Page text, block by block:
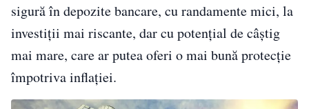
sigură în depozite bancare, cu randamente mici, la
investiții mai riscante, dar cu potențial de câștig
mai mare, care ar putea oferi o mai bună protecție
împotriva inflației.